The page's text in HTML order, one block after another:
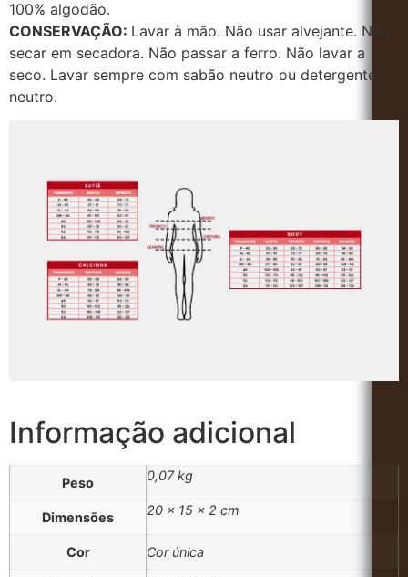
100% algodão.
CONSERVAÇÃO: Lavar à mão. Não usar alvejante. Não
secar em secadora. Não passar a ferro. Não lavar a
seco. Lavar sempre com sabão neutro ou detergente
neutro.
Informação adicional
Peso 0,07 kg
Dimensões 20 × 15 × 2 cm
Cor Cor única